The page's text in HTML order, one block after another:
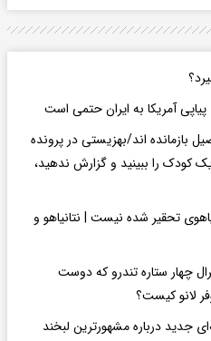
پیاپی آمریکا به ایران حتمی است
بازمانده اند/بهزیستی در پرونده
کودک را ببینید و گزارش ندهید،
تحقیر شده نیست | نتانیاهو و
چهار ستاره تندرو که دوست
لانو کیست؟
جدید درباره مشهورترین لبخند